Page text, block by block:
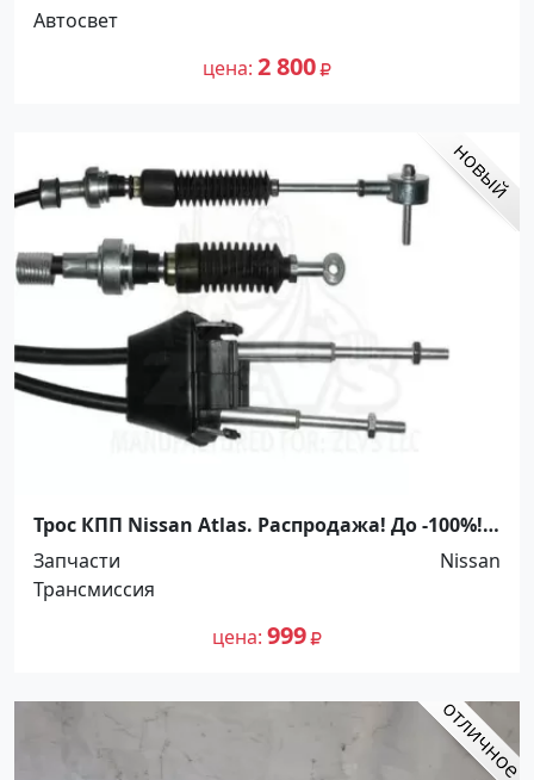
Автосвет
цена 2 800
Трос КПП Nissan Atlas. Распродажа! До -100%!
Краснодар
Запчасти
Nissan
Трансмиссия
цена 999